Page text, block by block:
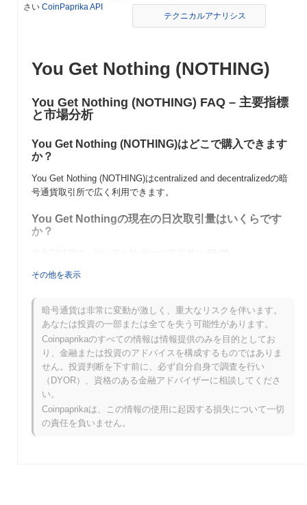
さい CoinPaprika API
テクニカルアナリシス
You Get Nothing (NOTHING)
You Get Nothing (NOTHING) FAQ – 主要指標
と市場分析
You Get Nothing (NOTHING)はどこで購入できます
か？
You Get Nothing (NOTHING)はcentralized and decentralizedの暗
号通貨取引所で広く利用できます。
You Get Nothingの現在の日次取引量はいくらです
か？
You Get Nothingの価格範囲の履歴は何ですか？
史上最高値（ATH）：
史上最安値（ATL）：$0.00
You Get Nothingは現在、ATHより~1.22%低く取引されています .
You Get Nothingは、より広範な暗号市場と比較して
どのようなパフォーマンスですか？
過去7日間で、You Get Nothingは0.00%上昇し、0.64%の上昇を
記録した全体の暗号市場を下回っています。これは、より広範な
市場のモメンタムと比較して、NOTHINGの価格アクションにお
その他を表示
暗号通貨は非常に変動が激しく、重大なリスクを伴います。
あなたは投資の一部または全てを失う可能性があります。
Coinpaprikaのすべての情報は情報提供のみを目的としてお
り、金融または投資のアドバイスを構成するものではありま
せん。投資判断を下す前に、必ず自分自身で調査を行い
（DYOR）、資格のある金融アドバイザーに相談してくださ
い。
Coinpaprikaは、この情報の使用に起因する損失について一切
の責任を負いません。